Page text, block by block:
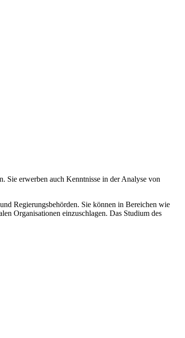
Sie erwerben auch Kenntnisse in der Analyse von
Regierungsbehörden. Sie können in Bereichen wie
Organisationen einzuschlagen. Das Studium des